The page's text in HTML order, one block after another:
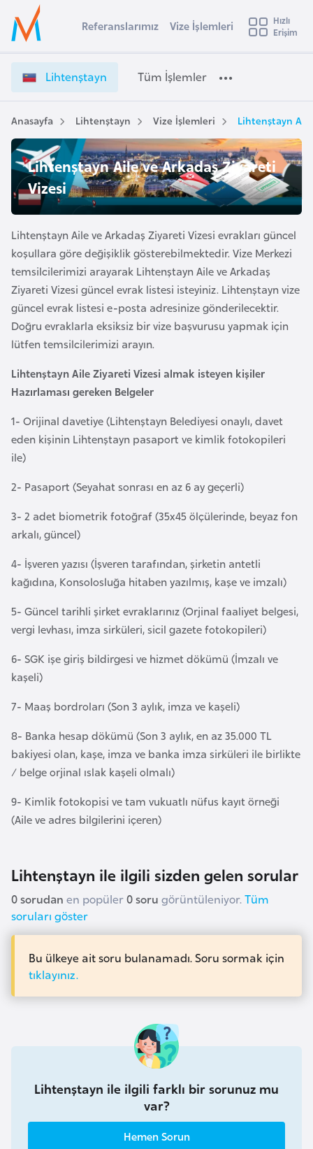
Ülke Seçimi
Başvuru yapmak istediğiniz ülkeyi seçin
Üye
Girişi
i
t
e
n
ş
t
a
y
n
V
i
z
e
İ
ş
l
e
m
l
e
r
i
e
t
i
i
Referanslarımız Vize İşlemleri
Hızlı
Erişim
Lihtenştayn Tüm İşlemler
Anasayfa Lihtenştayn Vize İşlemleri Lihtenştayn
Lihtenştayn Aile ve Arkadaş Ziyareti
Vizesi
Lihtenştayn Aile ve Arkadaş Ziyareti Vizesi evrakları güncel
koşullara göre değişiklik gösterebilmektedir. Vize Merkezi
temsilcilerimizi arayarak Lihtenştayn Aile ve Arkadaş
Ziyareti Vizesi güncel evrak listesi isteyiniz. Lihtenştayn vize
güncel evrak listesi e-posta adresinize gönderilecektir.
Doğru evraklarla eksiksiz bir vize başvurusu yapmak için
lütfen temsilcilerimizi arayın.
Lihtenştayn Aile Ziyareti Vizesi almak isteyen kişiler
Hazırlaması gereken Belgeler
1- Orijinal davetiye (Lihtenştayn Belediyesi onaylı, davet
eden kişinin Lihtenştayn pasaport ve kimlik fotokopileri
ile)
2- Pasaport (Seyahat sonrası en az 6 ay geçerli)
3- 2 adet biometrik fotoğraf (35x45 ölçülerinde, beyaz fon
arkalı, güncel)
4- İşveren yazısı (İşveren tarafından, şirketin antetli
kağıdına, Konsolosluğa hitaben yazılmış, kaşe ve imzalı)
5- Güncel tarihli şirket evraklarınız (Orjinal faaliyet belgesi,
vergi levhası, imza sirküleri, sicil gazete fotokopileri)
6- SGK işe giriş bildirgesi ve hizmet dökümü (İmzalı ve
kaşeli)
7- Maaş bordroları (Son 3 aylık, imza ve kaşeli)
8- Banka hesap dökümü (Son 3 aylık, en az 35.000 TL
bakiyesi olan, kaşe, imza ve banka imza sirküleri ile birlikte
/ belge orjinal ıslak kaşeli olmalı)
9- Kimlik fotokopisi ve tam vukuatlı nüfus kayıt örneği
(Aile ve adres bilgilerini içeren)
Lihtenştayn ile ilgili sizden gelen sorular
0 sorudan en popüler0 soru görüntüleniyor.Tüm
soruları göster
Bu ülkeye ait soru bulanamadı. Soru sormak için
tıklayınız.
Lihtenştayn ile ilgili farklı bir sorunuz mu
var?
Hemen Sorun
s
t
r
a
A
v
u
s
u
a
z
e
r
a
c
n
B
a
r
e
y
n
B
a
n
g
a
d
B
e
l
u